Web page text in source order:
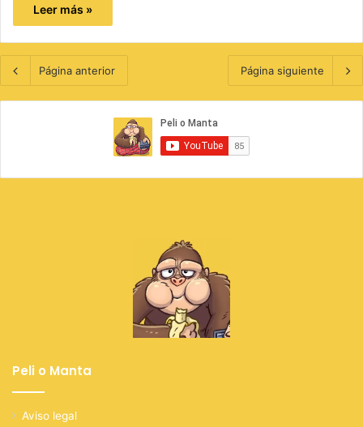
Leer más »
Página anterior Página siguiente
Peli o Manta
Aviso legal